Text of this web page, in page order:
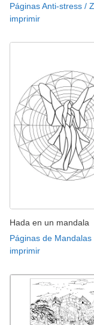
Páginas Anti-stress /
imprimir
Hada en un mandala
Páginas de Mandalas
imprimir